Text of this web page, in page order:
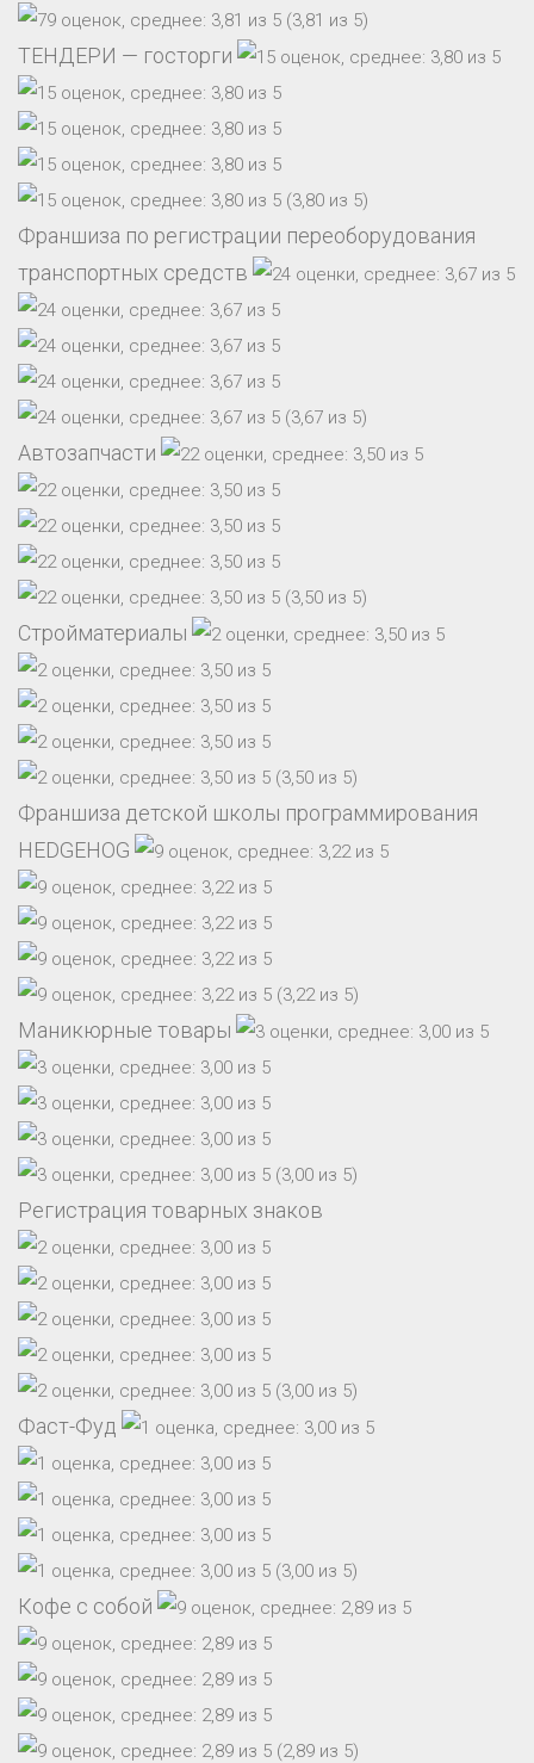
(3,81 из 5)
ТЕНДЕРИ — госторги
(3,80 из 5)
Франшиза по регистрации переоборудования
транспортных средств
(3,67 из 5)
Автозапчасти
(3,50 из 5)
Стройматериалы
(3,50 из 5)
Франшиза детской школы программирования
HEDGEHOG
(3,22 из 5)
Маникюрные товары
(3,00 из 5)
Регистрация товарных знаков
(3,00 из 5)
Фаст-Фуд
(3,00 из 5)
Кофе с собой
(2,89 из 5)